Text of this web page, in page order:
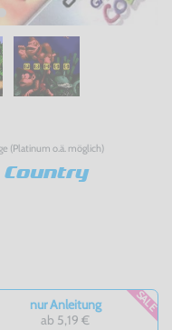
(Platinum o.ä. möglich)
nur Anleitung
ab 5,19 €
SALE